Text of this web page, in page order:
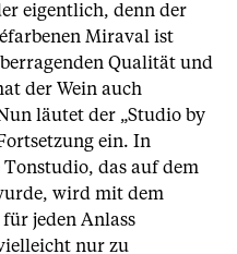
eigentlich, denn der
Miraval ist
Qualität und
der Wein auch
läutet der „Studio by
ein. In
das auf dem
wird mit dem
für jeden Anlass
nur zu